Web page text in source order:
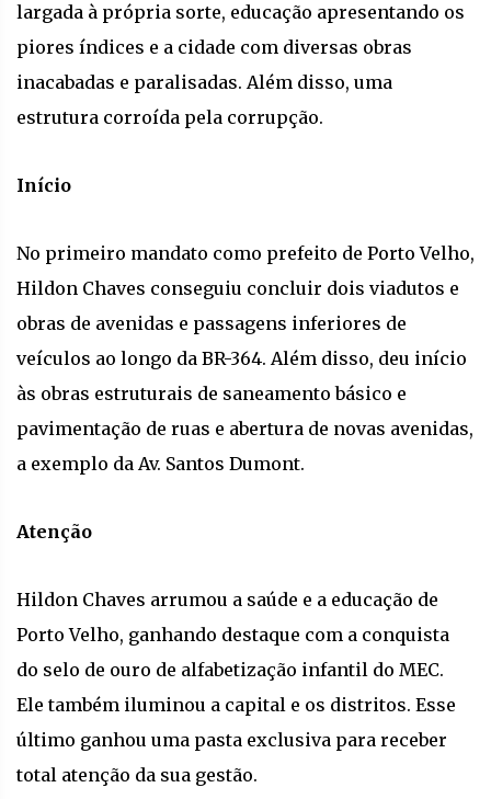
largada à própria sorte, educação apresentando os
piores índices e a cidade com diversas obras
inacabadas e paralisadas. Além disso, uma
estrutura corroída pela corrupção.
Início
No primeiro mandato como prefeito de Porto Velho,
Hildon Chaves conseguiu concluir dois viadutos e
obras de avenidas e passagens inferiores de
veículos ao longo da BR-364. Além disso, deu início
às obras estruturais de saneamento básico e
pavimentação de ruas e abertura de novas avenidas,
a exemplo da Av. Santos Dumont.
Atenção
Hildon Chaves arrumou a saúde e a educação de
Porto Velho, ganhando destaque com a conquista
do selo de ouro de alfabetização infantil do MEC.
Ele também iluminou a capital e os distritos. Esse
último ganhou uma pasta exclusiva para receber
total atenção da sua gestão.